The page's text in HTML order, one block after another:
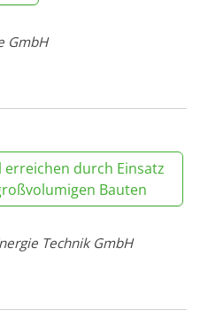
GmbH
durch Einsatz
Bauten
Technik GmbH